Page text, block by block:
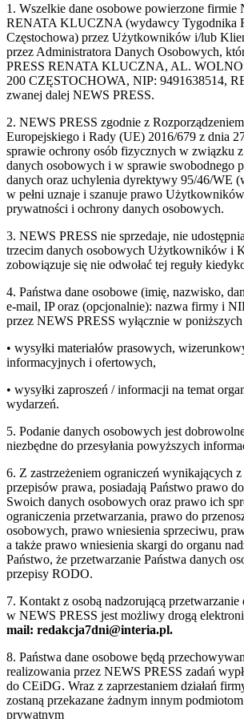
1. Wszelkie dane osobowe powierzone firmie
RENATA KLUCZNA (wydawcy Tygodnika
Częstochowa) przez Użytkowników i/lub
przez Administratora Danych Osobowych,
PRESS RENATA KLUCZNA, AL.
200 CZĘSTOCHOWA, NIP: 9491638514,
zwanej dalej NEWS PRESS.
2. NEWS PRESS zgodnie z
Europejskiego i Rady (UE) 2016/679 z dnia
sprawie ochrony osób fizycznych w związku
danych osobowych i w sprawie swobodnego
danych oraz uchylenia dyrektywy 95/46/WE
w pełni uznaje i szanuje prawo
prywatności i ochrony danych osobowych.
3. NEWS PRESS nie sprzedaje, nie
trzecim danych osobowych Użytkowników i
zobowiązuje się nie odwołać tej reguły
4. Państwa dane osobowe (imię, nazwisko,
e-mail, IP oraz (opcjonalnie): nazwa firmy i
przez NEWS PRESS wyłącznie w poniższych
• wysyłki materiałów prasowych,
informacyjnych i ofertowych,
• wysyłki zaproszeń / informacji na temat
wydarzeń.
5. Podanie danych osobowych jest
niezbędne do przesyłania powyższych
6. Z zastrzeżeniem ograniczeń wynikających
przepisów prawa, posiadają Państwo prawo
Swoich danych osobowych oraz prawo ich
ograniczenia przetwarzania, prawo do
osobowych, prawo wniesienia sprzeciwu,
a także prawo wniesienia skargi do organu
Państwo, że przetwarzanie Państwa danych
przepisy RODO.
7. Kontakt z osobą nadzorującą
w NEWS PRESS jest możliwy drogą
mail: redakcja7dni@interia.pl.
8. Państwa dane osobowe będą
realizowania przez NEWS PRESS zadań
do CEiDG. Wraz z zaprzestaniem działań
zostaną przekazane żadnym innym
prywatnym